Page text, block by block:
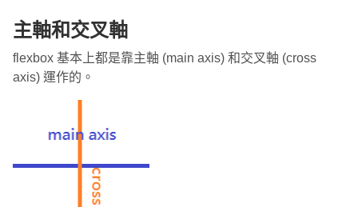
主軸和交叉軸
flexbox 基本上都是靠主軸 (main axis) 和交叉軸 (cross
axis) 運作的。